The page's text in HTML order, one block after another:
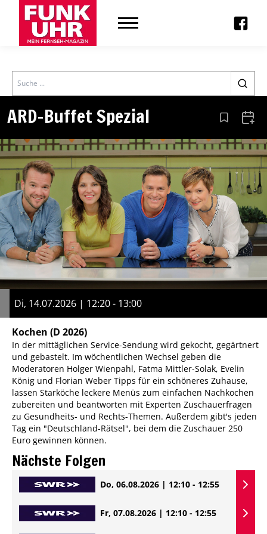
Search
ARD-Buffet Spezial Aus den
Di, 14.07.2026 | 12:20 - 13:00
Kochen (D 2026)
In der mittäglichen Service-Sendung wird gekocht, gegärtnert
und gebastelt. Im wöchentlichen Wechsel geben die
Moderatoren Holger Wienpahl, Fatma Mittler-Solak, Evelin
König und Florian Weber Tipps für ein schöneres Zuhause,
lassen Starköche leckere Menüs zum einfachen Nachkochen
zubereiten und beantworten mit Experten Zuschauerfragen
zu Gesundheits- und Rechts-Themen. Außerdem gibt's jeden
Tag ein "Deutschland-Rätsel", bei dem die Zuschauer 250
Euro gewinnen können.
Nächste Folgen
Do, 06.08.2026 | 12:10 - 12:55
Fr, 07.08.2026 | 12:10 - 12:55